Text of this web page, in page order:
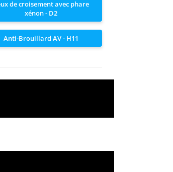
de croisement avec phare
xénon - D2
Anti-Brouillard AV - H11